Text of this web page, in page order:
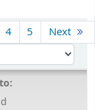
4 5 Next